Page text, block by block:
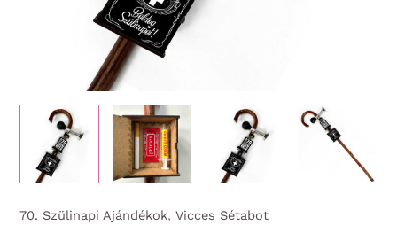
70. Szülinapi Ajándékok,Vicces Sétabot